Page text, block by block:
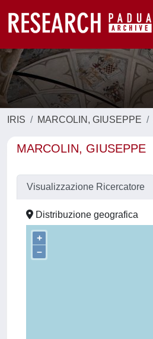
IRIS MARCOLIN, GIUSEPPE
MARCOLIN, GIUSEPPE
Visualizzazione Ricercatore
Distribuzione geografica
+
–